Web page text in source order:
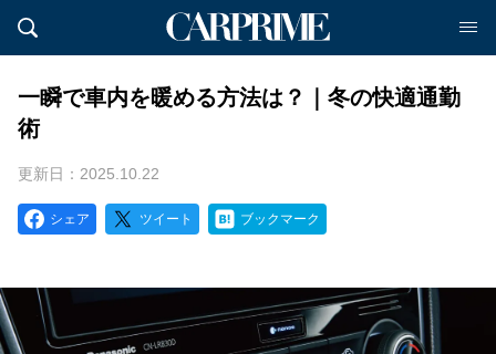
一瞬で車内を暖める方法は？｜冬の快適通勤
術
更新日：2025.10.22
シェア ツイート ブックマーク